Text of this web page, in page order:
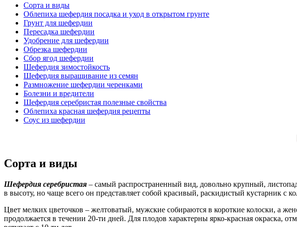
Сорта и виды
Облепиха шефердия посадка и уход в открытом грунте
Грунт для шефердии
Пересадка шефердии
Удобрение для шефердии
Обрезка шефердии
Сбор ягод шефердии
Шефердия зимостойкость
Шефердия выращивание из семян
Размножение шефердии черенками
Болезни и вредители
Шефердия серебристая полезные свойства
Облепиха красная шефердия рецепты
Соус из шефердии
Сорта и виды
Шефердия серебристая – самый распространенный вид, довольно крупный,
в высоту, но чаще всего он представляет собой красивый, раскидистый кустарник с
Цвет мелких цветочков – желтоватый, мужские собираются в короткие колоски, а
продолжается в течении 20-ти дней. Для плодов характерны ярко-красная